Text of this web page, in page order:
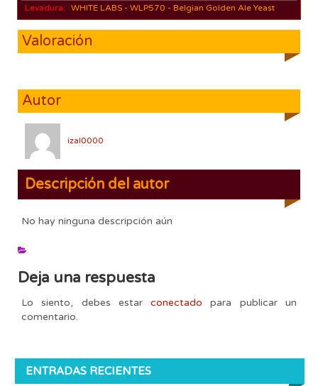
Levadura: WHITE LABS - WLP570 - Belgian Golden Ale Yeast
Valoración
Autor
izal0000
Descripción del autor
No hay ninguna descripción aún
Deja una respuesta
Lo siento, debes estarconectado para publicar un
comentario.
ENTRADAS RECIENTES